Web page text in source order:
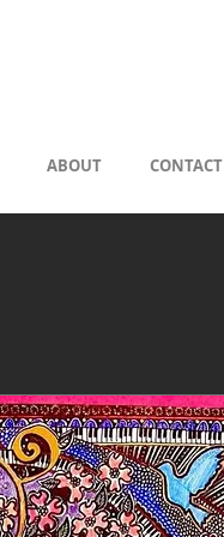
ABOUT CONTACT